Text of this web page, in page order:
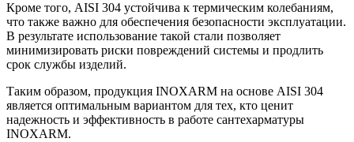
Кроме того, AISI 304 устойчива к термическим колебаниям,
что также важно для обеспечения безопасности эксплуатации.
В результате использование такой стали позволяет
минимизировать риски повреждений системы и продлить
срок службы изделий.
Таким образом, продукция INOXARM на основе AISI 304
является оптимальным вариантом для тех, кто ценит
надежность и эффективность в работе сантехарматуры
INOXARM.